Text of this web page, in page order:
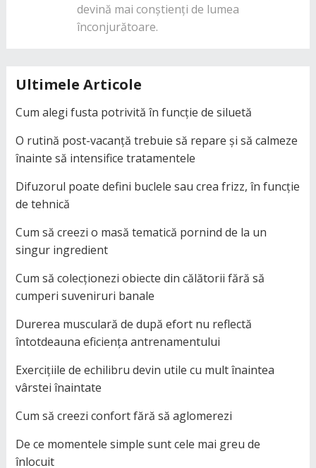
devină mai conștienți de lumea
înconjurătoare.
Ultimele Articole
Cum alegi fusta potrivită în funcție de siluetă
O rutină post-vacanță trebuie să repare și să calmeze
înainte să intensifice tratamentele
Difuzorul poate defini buclele sau crea frizz, în funcție
de tehnică
Cum să creezi o masă tematică pornind de la un
singur ingredient
Cum să colecționezi obiecte din călătorii fără să
cumperi suveniruri banale
Durerea musculară de după efort nu reflectă
întotdeauna eficiența antrenamentului
Exercițiile de echilibru devin utile cu mult înaintea
vârstei înaintate
Cum să creezi confort fără să aglomerezi
De ce momentele simple sunt cele mai greu de
înlocuit